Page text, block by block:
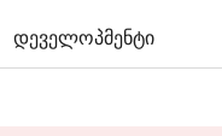
დეველოპმენტი